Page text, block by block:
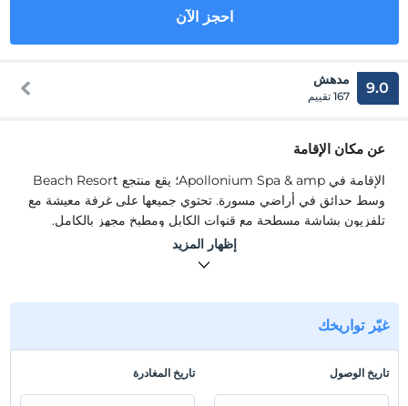
احجز الآن
9.0 مدهش
167 تقييم
عن مكان الإقامة
الإقامة في Apollonium Spa & amp؛ يقع منتجع Beach Resort
وسط حدائق في أراضي مسورة. تحتوي جميعها على غرفة معيشة مع
تلفزيون بشاشة مسطحة مع قنوات الكابل ومطبخ مجهز بالكامل.
وسط حدائق في أراضي مسورة. تحتوي جميعها على غرفة معيشة مع
بالمرافق الأخرى في هذه المنطقة ، يفضل الضيوف موقع هذا المكان
أكثر.
إظهار المزيد
غيّر تواريخك
تاريخ الوصول تاريخ المغادرة